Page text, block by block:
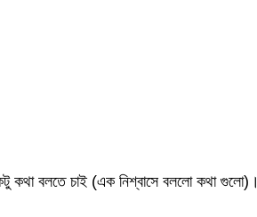
কথা বলতে চাই (এক নিশ্বাসে বললো কথা গুলো)।